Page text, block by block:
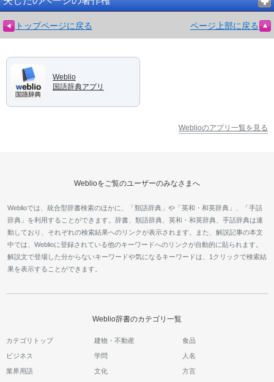
トップページに戻る ページ上部に戻る
Weblio
国語辞典アプリ
Weblioのアプリ一覧を見る
Weblioをご覧のユーザーのみなさまへ
Weblioでは、統合型辞書検索のほかに、「類語辞典」や「英和・和英辞典」、「手話
辞典」を利用することができます。辞書、類語辞典、英和・和英辞典、手話辞典は連
動しており、それぞれの検索結果へのリンクが表示されます。また、解説記事の本文
中では、Weblioに登録されている他のキーワードへのリンクが自動的に貼られます。
解説文で登場した分からないキーワードや気になるキーワードは、1クリックで検索結
果を表示することができます。
Weblio辞書のカテゴリ一覧
カテゴリトップ 建物・不動産 食品
ビジネス 学問 人名
業界用語 文化 方言